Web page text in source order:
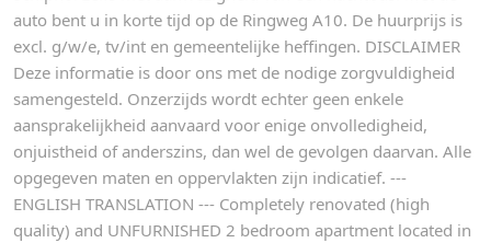
auto bent u in korte tijd op de Ringweg A10. De huurprijs is
excl. g/w/e, tv/int en gemeentelijke heffingen. DISCLAIMER
Deze informatie is door ons met de nodige zorgvuldigheid
samengesteld. Onzerzijds wordt echter geen enkele
aansprakelijkheid aanvaard voor enige onvolledigheid,
onjuistheid of anderszins, dan wel de gevolgen daarvan. Alle
opgegeven maten en oppervlakten zijn indicatief. ---
ENGLISH TRANSLATION --- Completely renovated (high
quality) and UNFURNISHED 2 bedroom apartment located in